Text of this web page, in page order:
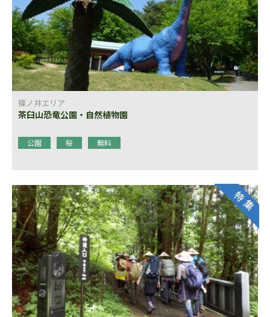
篠ノ井エリア
茶臼山恐竜公園・自然植物園
公園 桜 無料